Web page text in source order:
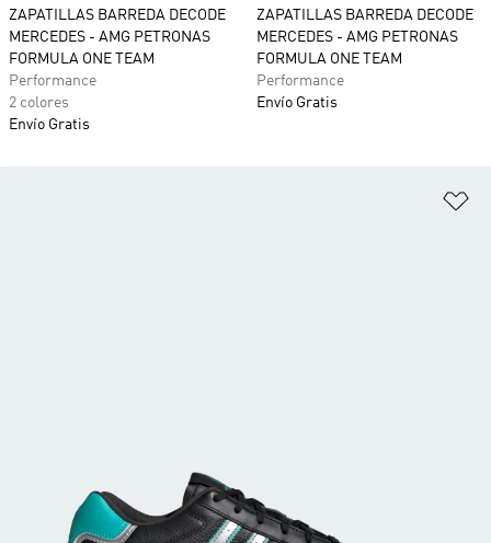
ZAPATILLAS BARREDA DECODE
MERCEDES - AMG PETRONAS
FORMULA ONE TEAM
Performance
2 colores
Envío Gratis
ZAPATILLAS BARREDA DECODE
MERCEDES - AMG PETRONAS
FORMULA ONE TEAM
Performance
Envío Gratis